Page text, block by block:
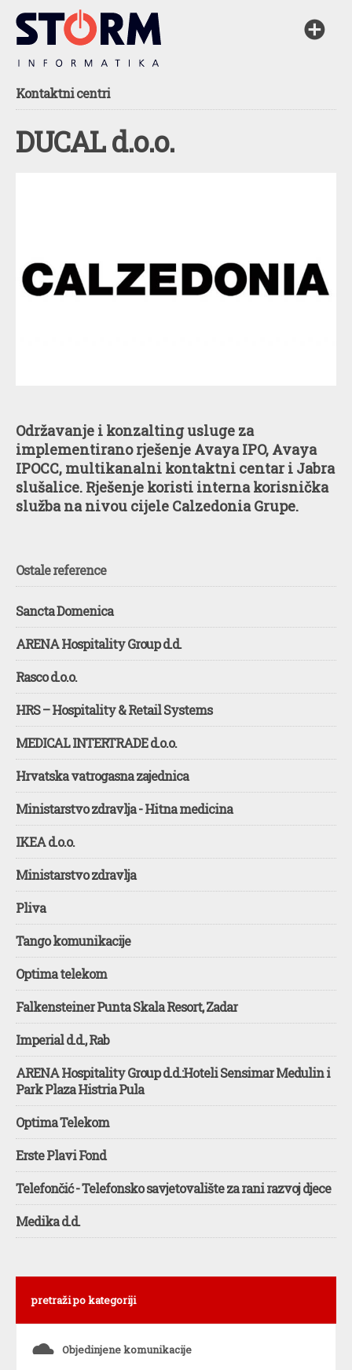
Kontaktni centri
DUCAL d.o.o.
Održavanje i konzalting usluge za
implementirano rješenje Avaya IPO, Avaya
IPOCC, multikanalni kontaktni centar i Jabra
slušalice. Rješenje koristi interna korisnička
služba na nivou cijele Calzedonia Grupe.
Ostale reference
Sancta Domenica
ARENA Hospitality Group d.d.
Rasco d.o.o.
HRS – Hospitality & Retail Systems
MEDICAL INTERTRADE d.o.o.
Hrvatska vatrogasna zajednica
Ministarstvo zdravlja - Hitna medicina
IKEA d.o.o.
Ministarstvo zdravlja
Pliva
Tango komunikacije
Optima telekom
Falkensteiner Punta Skala Resort, Zadar
Imperial d.d., Rab
ARENA Hospitality Group d.d.:Hoteli Sensimar Medulin i
Park Plaza Histria Pula
Optima Telekom
Erste Plavi Fond
Telefončić - Telefonsko savjetovalište za rani razvoj djece
Medika d.d.
pretraži po kategoriji
s Objedinjene komunikacije